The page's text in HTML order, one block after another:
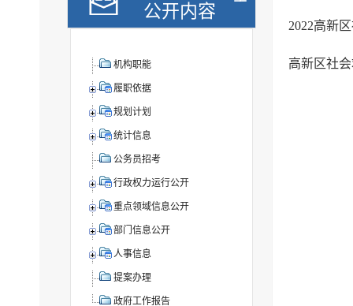
公开内容
机构职能
履职依据
规划计划
统计信息
公务员招考
行政权力运行公开
重点领域信息公开
部门信息公开
人事信息
提案办理
政府工作报告
2022高新
高新区社